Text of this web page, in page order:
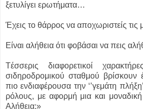
ξετυλίγει ερωτήματα…
Έχεις το θάρρος να αποχωριστείς τις
Είναι αλήθεια ότι φοβάσαι να πεις
Tέσσερις διαφορετικοί
σιδηροδρομικού σταθμού
πιο ενδιαφέρουσα την ‘’γεμάτη
ρόλους, με αφορμή μια και
Αλήθεια;»